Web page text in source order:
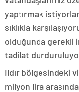
yaptırmak
sıklıkla
olduğunda gerekli
tadilat
Ildır bölgesindeki
milyon lira